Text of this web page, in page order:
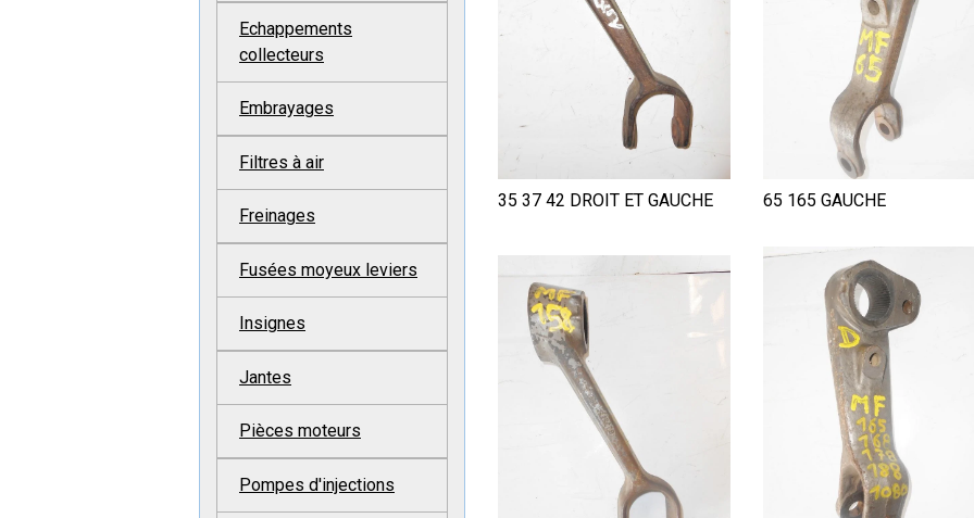
35 37 42 DROIT ET GAUCHE 65 165 GAUCHE
Echappements
collecteurs
Embrayages
Filtres à air
Freinages
Fusées moyeux leviers
Insignes
Jantes
Pièces moteurs
Pompes d'injections